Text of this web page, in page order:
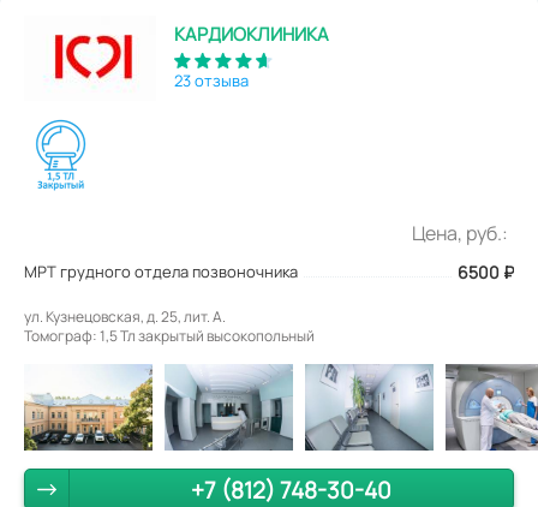
КАРДИОКЛИНИКА
23 отзыва
Цена, руб.:
МРТ грудного отдела позвоночника 6500 ₽
ул. Кузнецовская, д. 25, лит. А.
Томограф: 1,5 Тл закрытый высокопольный
+7 (812) 748-30-40